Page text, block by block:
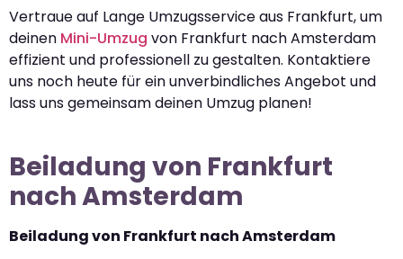
Vertraue auf Lange Umzugsservice aus Frankfurt, um
deinen Mini-Umzug von Frankfurt nach Amsterdam
effizient und professionell zu gestalten. Kontaktiere
uns noch heute für ein unverbindliches Angebot und
lass uns gemeinsam deinen Umzug planen!
Beiladung von Frankfurt
nach Amsterdam
Beiladung von Frankfurt nach Amsterdam